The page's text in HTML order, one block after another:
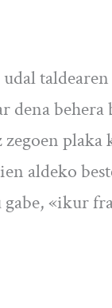
behera
aldeko
«ikur